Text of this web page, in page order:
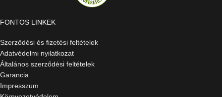
FONTOS LINKEK
Szerződési és fizetési feltételek
Adatvédelmi nyilatkozat
Általános szerződési feltételek
Garancia
Impresszum